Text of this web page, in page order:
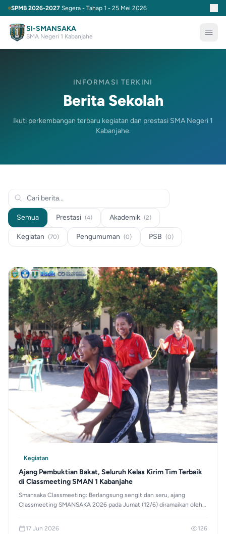
SPMB 2026-2027 Segera - Tahap 1 - 25 Mei 2026
SI-SMANSAKA
SMA Negeri 1 Kabanjahe
INFORMASI TERKINI
Berita Sekolah
Ikuti perkembangan terbaru kegiatan dan prestasi SMA Negeri 1
Kabanjahe.
Semua Prestasi (4) Akademik (2)
Kegiatan (70) Pengumuman (0) PSB (0)
Kegiatan
Ajang Pembuktian Bakat, Seluruh Kelas Kirim Tim Terbaik
di Classmeeting SMAN 1 Kabanjahe
Smansaka Classmeeting: Berlangsung sengit dan seru, ajang
Classmeeting SMANSAKA 2026 pada Jumat (12/6) diramaikan oleh
tinggi serta sportivitas tanpa batas!
17 Jun 2026 126